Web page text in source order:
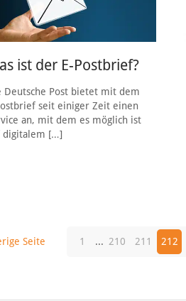
ist der E-Postbrief?
Deutsche Post bietet mit dem
seit einiger Zeit einen
an, mit dem es möglich ist
digitalem […]
Seite 1 ... 210 211 212